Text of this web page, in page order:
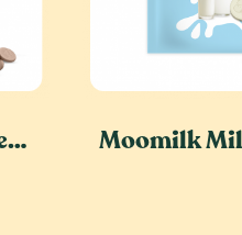
Moomilk Milk Tablet - Chocolate Flavour